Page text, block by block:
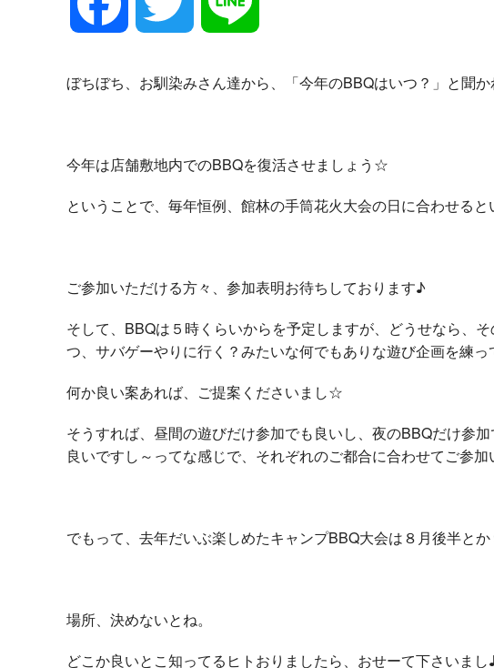
e
o
o
t
e
r
e
ぼちぼち、お馴染みさん達から、「今年のBBQはいつ？」と聞か
今年は店舗敷地内でのBBQを復活させましょう☆
ということで、毎年恒例、館林の手筒花火大会の日に合わせる
ご参加いただける方々、参加表明お待ちしております♪
そして、BBQは５時くらいからを予定しますが、どうせなら、
つ、サバゲーやりに行く？みたいな何でもありな遊び企画を練っ
何か良い案あれば、ご提案くださいまし☆
そうすれば、昼間の遊びだけ参加でも良いし、夜のBBQだけ参
良いですし～ってな感じで、それぞれのご都合に合わせてご参
でもって、去年だいぶ楽しめたキャンプBBQ大会は８月後半と
場所、決めないとね。
どこか良いとこ知ってるヒトおりましたら、おせーて下さいまし